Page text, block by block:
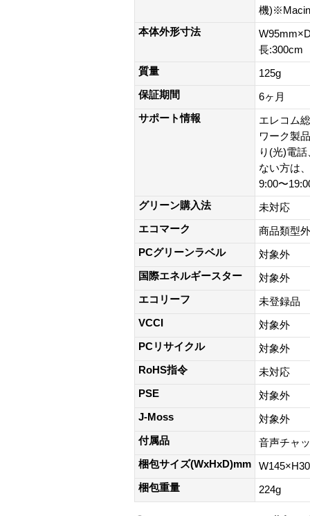
機
本体外形寸法
長:300cm
質量
125g
保証期間
6ヶ月
サポート情報
エレコム
ワーク製
り(光)電
ない方は
9:00〜
グリーン購入法
未対応
エコマーク
商品類型外
PCグリーンラベル
対象外
国際エネルギースター
対象外
エコリーフ
未登録品
VCCI
対象外
PCリサイクル
対象外
RoHS指令
未対応
PSE
対象外
J-Moss
対象外
付属品
音声チャ
梱包サイズ(WxHxD)mm
梱包重量
224g